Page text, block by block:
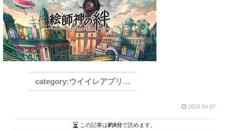
ウイイレアプリ2021
2020.04.07
この記事は約8分で読めます。